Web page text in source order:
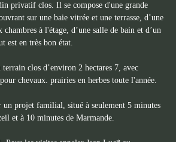
privatif clos. Il se compose d'une grande
sur une baie vitrée et une terrasse, d’une
chambres à l'étage, d’une salle de bain et d’un
est en très bon état.
clos d’environ 2 hectares 7, avec
chevaux. prairies en herbes toute l'année.
projet familial, situé à seulement 5 minutes
et à 10 minutes de Marmande.